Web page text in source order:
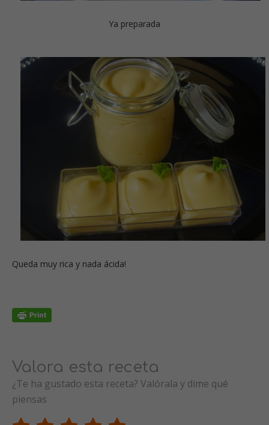
Ya preparada
Queda muy rica y nada ácida!
Valora esta receta
¿Te ha gustado esta receta? Valórala y dime qué
piensas